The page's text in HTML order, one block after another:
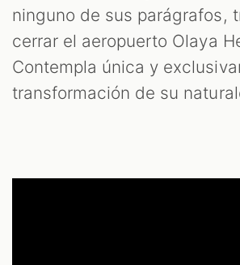
ninguno de sus parágrafos,
cerrar el aeropuerto Olaya
Contempla única y
transformación de su